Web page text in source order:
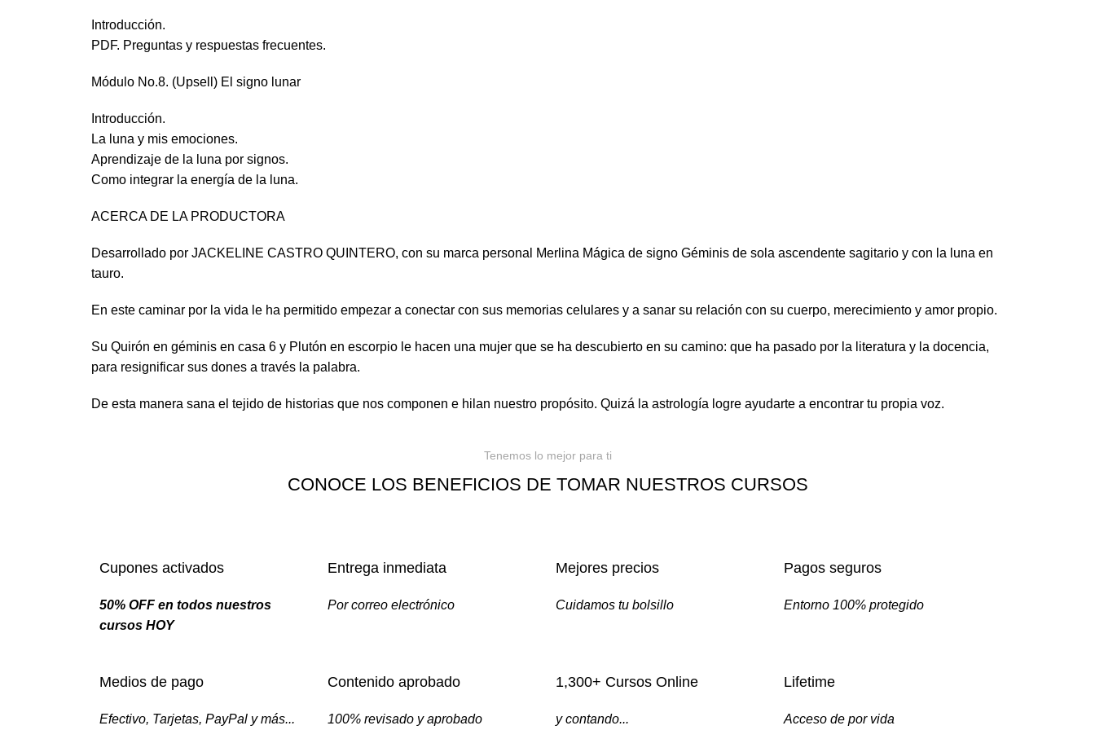
Introducción.
PDF. Preguntas y respuestas frecuentes.
Módulo No.8. (Upsell) El signo lunar
Introducción.
La luna y mis emociones.
Aprendizaje de la luna por signos.
Como integrar la energía de la luna.
ACERCA DE LA PRODUCTORA
Desarrollado por JACKELINE CASTRO QUINTERO, con su marca personal Merlina Mágica de signo Géminis de sola ascendente sagitario y con la luna en
tauro.
En este caminar por la vida le ha permitido empezar a conectar con sus memorias celulares y a sanar su relación con su cuerpo, merecimiento y amor propio.
Su Quirón en géminis en casa 6 y Plutón en escorpio le hacen una mujer que se ha descubierto en su camino: que ha pasado por la literatura y la docencia,
para resignificar sus dones a través la palabra.
De esta manera sana el tejido de historias que nos componen e hilan nuestro propósito. Quizá la astrología logre ayudarte a encontrar tu propia voz.
Tenemos lo mejor para ti
CONOCE LOS BENEFICIOS DE TOMAR NUESTROS CURSOS
Cupones activados
50% OFF en todos nuestros
cursos HOY
Entrega inmediata
Por correo electrónico
Mejores precios
Cuidamos tu bolsillo
Pagos seguros
Entorno 100% protegido
Medios de pago
Efectivo, Tarjetas, PayPal y más...
Contenido aprobado
100% revisado y aprobado
1,300+ Cursos Online
y contando...
Lifetime
Acceso de por vida